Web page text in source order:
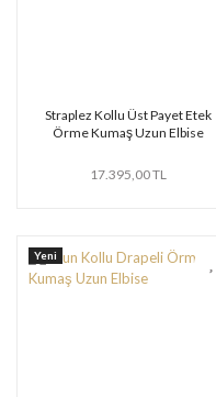
Straplez Kollu Üst Payet Etek
Örme Kumaş Uzun Elbise
17.395,00 TL
Yeni